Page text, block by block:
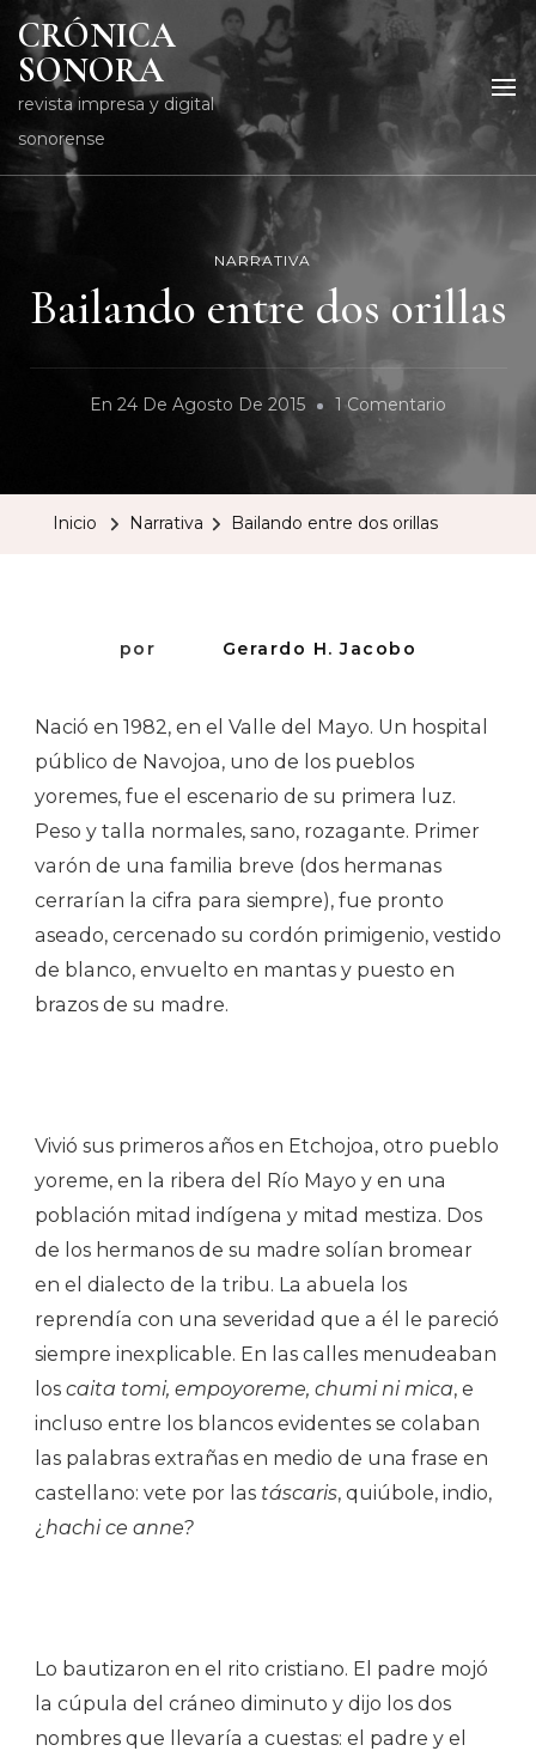
CRÓNICA
SONORA
revista impresa y digital
sonorense
NARRATIVA
Bailando entre dos orillas
En 24 De Agosto De 2015 1 Comentario
Inicio Narrativa Bailando entre dos orillas
por Gerardo H. Jacobo
Nació en 1982, en el Valle del Mayo. Un hospital
público de Navojoa, uno de los pueblos
yoremes, fue el escenario de su primera luz.
Peso y talla normales, sano, rozagante. Primer
varón de una familia breve (dos hermanas
cerrarían la cifra para siempre), fue pronto
aseado, cercenado su cordón primigenio, vestido
de blanco, envuelto en mantas y puesto en
brazos de su madre.
Vivió sus primeros años en Etchojoa, otro pueblo
yoreme, en la ribera del Río Mayo y en una
población mitad indígena y mitad mestiza. Dos
de los hermanos de su madre solían bromear
en el dialecto de la tribu. La abuela los
reprendía con una severidad que a él le pareció
siempre inexplicable. En las calles menudeaban
los caita tomi, empoyoreme, chumi ni mica, e
incluso entre los blancos evidentes se colaban
las palabras extrañas en medio de una frase en
castellano: vete por las táscaris, quiúbole, indio,
¿ hachi ce anne?
Lo bautizaron en el rito cristiano. El padre mojó
la cúpula del cráneo diminuto y dijo los dos
nombres que llevaría a cuestas: el padre y el